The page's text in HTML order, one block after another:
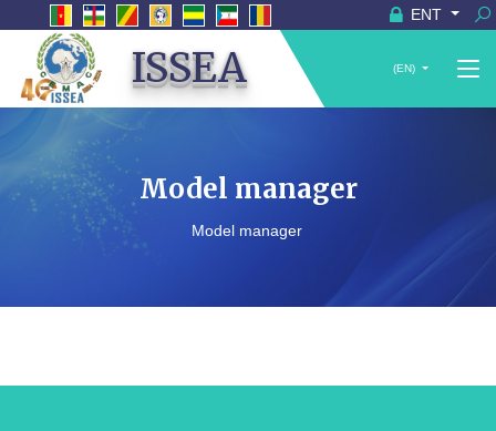
ENT
ISSEA (EN)
Model manager
Model manager